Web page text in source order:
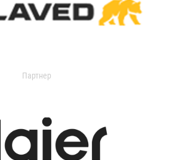
Партнер